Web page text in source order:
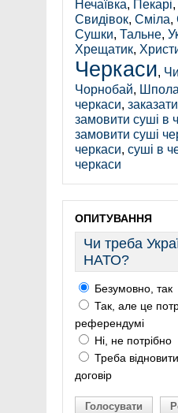
Нечаївка, Пекарі,
Свидівок, Сміла,
Сушки, Тальне,
Хрещатик,
Черкаси,
Чорнобай, Шпола
черкаси,
замовити суші в
замовити суші
черкаси, суші в
черкаси
ОПИТУВАННЯ
Чи треба
НАТО?
Безумовно, так
Так, але це
референдумі
Ні, не потрібно
Треба
договір
Голосувати